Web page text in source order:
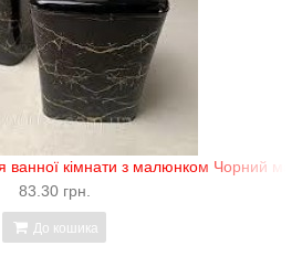
ванної кімнати з малюнком Чорний
83.30 грн.
До кошика